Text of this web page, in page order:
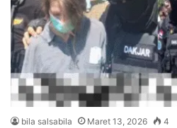
bila salsabila Maret 13, 2026 4